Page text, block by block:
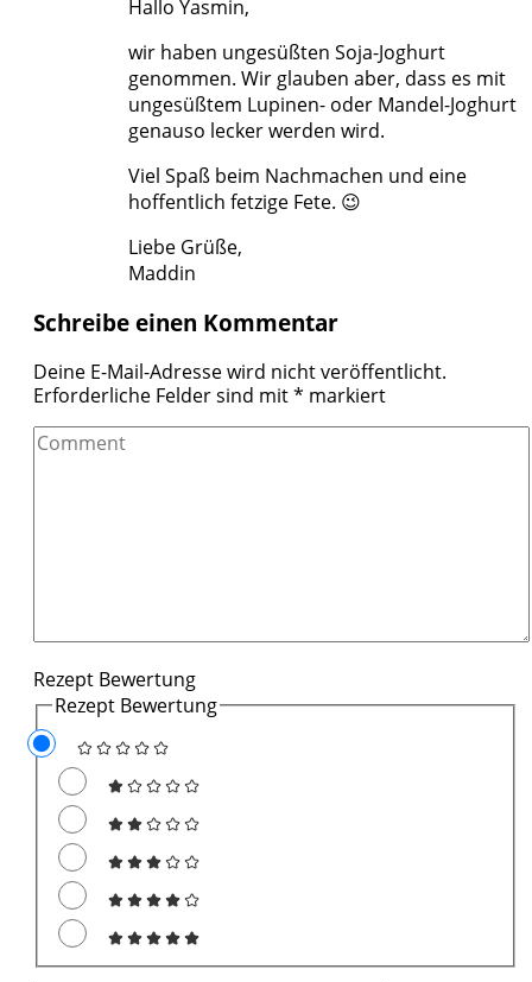
Hallo Yasmin,
wir haben ungesüßten Soja-Joghurt
genommen. Wir glauben aber, dass es mit
ungesüßtem Lupinen- oder Mandel-Joghurt
genauso lecker werden wird.
Viel Spaß beim Nachmachen und eine
hoffentlich fetzige Fete. 😉
Liebe Grüße,
Maddin
Schreibe einen Kommentar
Deine E-Mail-Adresse wird nicht veröffentlicht.
Erforderliche Felder sind mit* markiert
Comment
Rezept Bewertung
Rezept Bewertung